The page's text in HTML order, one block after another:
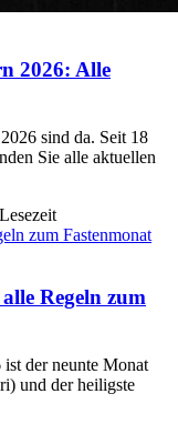
2026: Alle
sind da. Seit 18
Sie alle aktuellen
Regeln zum
ist der neunte Monat
und der heiligste